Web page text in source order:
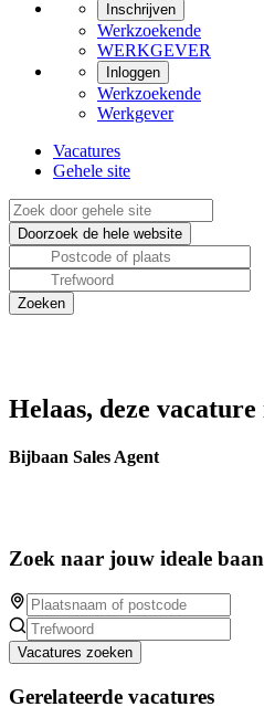
Inschrijven
Werkzoekende
WERKGEVER
Inloggen
Werkzoekende
Werkgever
Vacatures
Gehele site
Helaas, deze
Bijbaan Sales Agent
Zoek naar jouw ideale
Vacatures zoeken
Gerelateerde vacatures